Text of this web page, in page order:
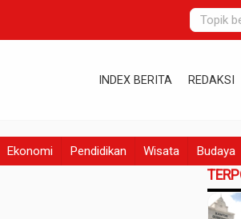
INDEX BERITA REDAKSI
Ekonomi Pendidikan Wisata Budaya